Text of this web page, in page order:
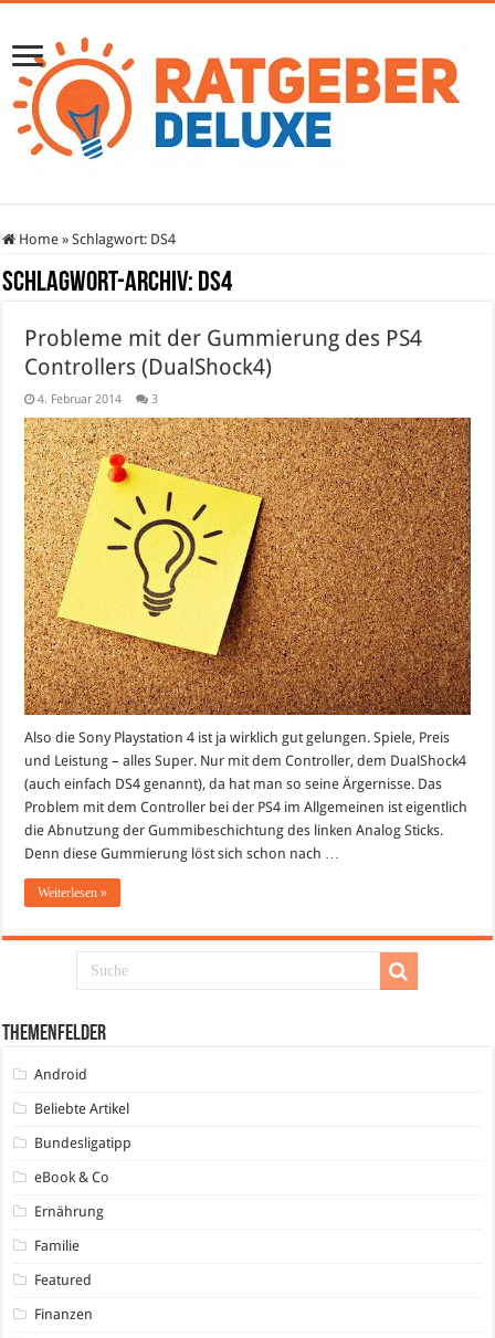
Home » Schlagwort: DS4
Schlagwort-Archiv: DS4
Probleme mit der Gummierung des PS4
Controllers (DualShock4)
4. Februar 2014 3
Also die Sony Playstation 4 ist ja wirklich gut gelungen. Spiele, Preis
und Leistung – alles Super. Nur mit dem Controller, dem DualShock4
(auch einfach DS4 genannt), da hat man so seine Ärgernisse. Das
Problem mit dem Controller bei der PS4 im Allgemeinen ist eigentlich
die Abnutzung der Gummibeschichtung des linken Analog Sticks.
Denn diese Gummierung löst sich schon nach …
Weiterlesen »
Themenfelder
Android
Beliebte Artikel
Bundesligatipp
eBook & Co
Ernährung
Familie
Featured
Finanzen